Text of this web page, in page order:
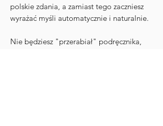
polskie zdania, a zamiast tego zaczniesz
wyrażać myśli automatycznie i naturalnie.
Nie będziesz "przerabiał" podręcznika,